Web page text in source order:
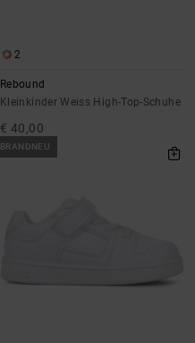
2
Rebound
Kleinkinder Weiss High-Top-Schuhe
€ 40,00
BRANDNEU